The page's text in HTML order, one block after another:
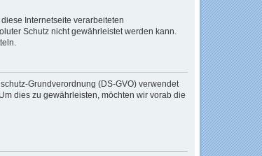
Internetseite verarbeiteten
Schutz nicht gewährleistet werden kann.
Grundverordnung (DS-GVO) verwendet
dies zu gewährleisten, möchten wir vorab die